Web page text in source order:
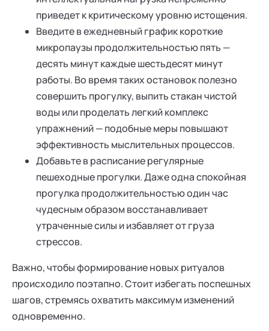
приведет к критическому уровню истощения.
Введите в ежедневный график короткие
микропаузы продолжительностью пять —
десять минут каждые шестьдесят минут
работы. Во время таких остановок полезно
совершить прогулку, выпить стакан чистой
воды или проделать легкий комплекс
упражнений — подобные меры повышают
эффективность мыслительных процессов.
Добавьте в расписание регулярные
пешеходные прогулки. Даже одна спокойная
прогулка продолжительностью один час
чудесным образом восстанавливает
утраченные силы и избавляет от груза
стрессов.
Важно, чтобы формирование новых ритуалов
происходило поэтапно. Стоит избегать поспешных
шагов, стремясь охватить максимум изменений
одновременно.